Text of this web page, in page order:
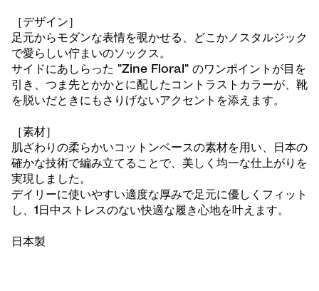
［デザイン］
足元からモダンな表情を覗かせる、どこかノスタルジック
で愛らしい佇まいのソックス。
サイドにあしらった "Zine Floral" のワンポイントが目を
引き、つま先とかかとに配したコントラストカラーが、靴
を脱いだときにもさりげないアクセントを添えます。
［素材］
肌ざわりの柔らかいコットンベースの素材を用い、日本の
確かな技術で編み立てることで、美しく均一な仕上がりを
実現しました。
デイリーに使いやすい適度な厚みで足元に優しくフィット
し、1日中ストレスのない快適な履き心地を叶えます。
日本製